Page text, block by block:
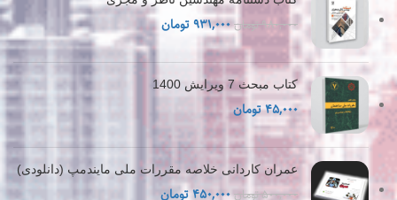
۹۸۰,۰۰۰ تومانقیمت
اصلی
۹۸۰,۰۰۰ تومان
بود.
۹۳۱,۰۰۰تومانقیمت
فعلی
۹۳۱,۰۰۰ تومان
است.
کتاب مبحث 7 ویرایش 1400
۴۵,۰۰۰تومان
عمران كاردانی خلاصه مقررات ملی مایندمپ (دانلودی)
۵۰۰,۰۰۰تومانقیمت
۴۵۰,۰۰۰تومانقیمت